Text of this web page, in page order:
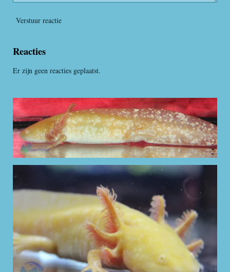
Verstuur reactie
Reacties
Er zijn geen reacties geplaatst.